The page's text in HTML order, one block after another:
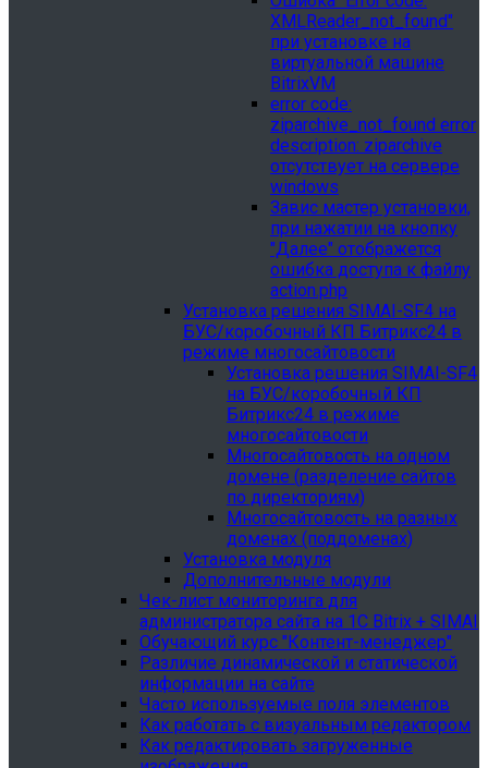
XMLReader_not_found"
при установке на
виртуальной машине
BitrixVM
error сode:
ziparchive_not_found error
description: ziparchive
отсутствует на сервере
windows
Завис мастер установки,
при нажатии на кнопку
"Далее" отображется
ошибка доступа к файлу
action.php
Установка решения SIMAI-SF4 на
БУС/коробочный КП Битрикс24 в
режиме многосайтовости
Установка решения SIMAI-SF4
на БУС/коробочный КП
Битрикс24 в режиме
многосайтовости
Многосайтовость на одном
домене (разделение сайтов
по директориям)
Многосайтовость на разных
доменах (поддоменах)
Установка модуля
Дополнительные модули
Чек-лист мониторинга для
администратора сайта на 1С Bitrix + SIMAI
Обучающий курс "Контент-менеджер"
Различие динамической и статической
информации на сайте
Часто используемые поля элементов
Как работать с визуальным редактором
Как редактировать загруженные